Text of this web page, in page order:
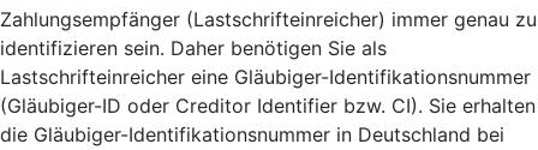
Zahlungsempfänger (Lastschrifteinreicher) immer genau zu
identifizieren sein. Daher benötigen Sie als
Lastschrifteinreicher eine Gläubiger-Identifikationsnummer
(Gläubiger-ID oder Creditor Identifier bzw. CI). Sie erhalten
die Gläubiger-Identifikationsnummer in Deutschland bei